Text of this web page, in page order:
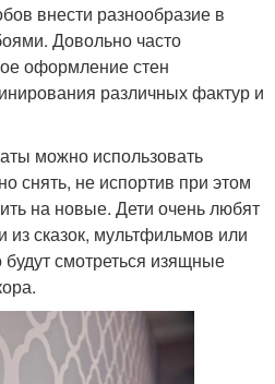
внести разнообразие в
Довольно часто
оформление стен
различных фактур и
можно использовать
снять, не испортив при этом
на новые. Дети очень любят
из сказок, мультфильмов или
смотреться изящные